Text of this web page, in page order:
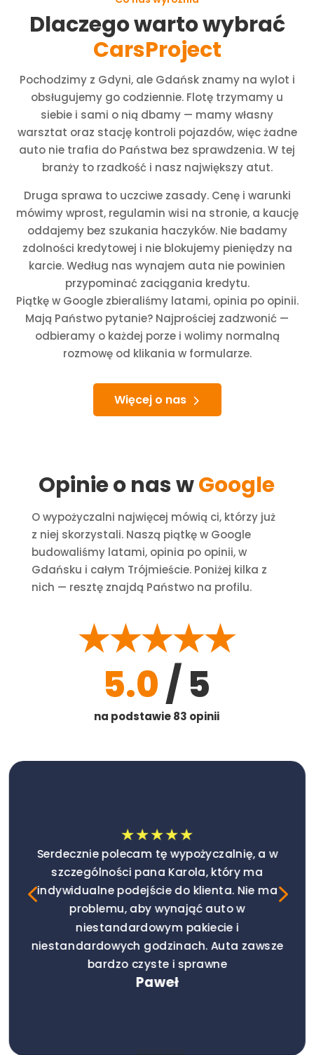
Dlaczego warto wybrać
CarsProject
Pochodzimy z Gdyni, ale Gdańsk znamy na wylot i
obsługujemy go codziennie. Flotę trzymamy u
siebie i sami o nią dbamy — mamy własny
warsztat oraz stację kontroli pojazdów, więc żadne
auto nie trafia do Państwa bez sprawdzenia. W tej
branży to rzadkość i nasz największy atut.
Druga sprawa to uczciwe zasady. Cenę i warunki
mówimy wprost, regulamin wisi na stronie, a kaucję
oddajemy bez szukania haczyków. Nie badamy
zdolności kredytowej i nie blokujemy pieniędzy na
karcie. Według nas wynajem auta nie powinien
przypominać zaciągania kredytu.
Piątkę w Google zbieraliśmy latami, opinia po opinii.
Mają Państwo pytanie? Najprościej zadzwonić —
odbieramy o każdej porze i wolimy normalną
rozmowę od klikania w formularze.
Więcej o nas
Opinie o nas wGoogle
O wypożyczalni najwięcej mówią ci, którzy już
z niej skorzystali. Naszą piątkę w Google
budowaliśmy latami, opinia po opinii, w
Gdańsku i całym Trójmieście. Poniżej kilka z
nich — resztę znajdą Państwo na profilu.
★★★★★
5.0/ 5
na podstawie 83 opinii
★★★★★
Serdecznie polecam tę wypożyczalnię, a w
szczególności pana Karola, który ma
indywidualne podejście do klienta. Nie ma
problemu, aby wynająć auto w
niestandardowym pakiecie i
niestandardowych godzinach. Auta zawsze
bardzo czyste i sprawne
Paweł
4 5